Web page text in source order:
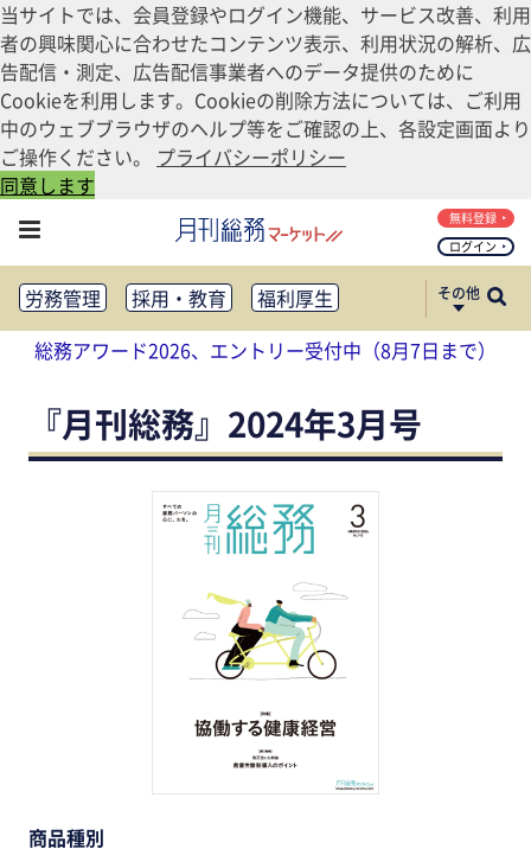
当サイトでは、会員登録やログイン機能、サービス改善、利用
者の興味関心に合わせたコンテンツ表示、利用状況の解析、広
告配信・測定、広告配信事業者へのデータ提供のために
Cookieを利用します。Cookieの削除方法については、ご利用
中のウェブブラウザのヘルプ等をご確認の上、各設定画面より
ご操作ください。 プライバシーポリシー
同意します
ログイン
無料登録
労務管理 採用・教育
福利厚生
健康経営
働き方改革
法務・コンプライアンス
リスクマネジメント・BCP
社外・社内広報
社外・社内コミュニケーション活性化
FM・オフィス移転
CSR・SDGs
テクノロジー活用・DX
助成金・補助金・コスト削減
調査・レポート
その他
総務アワード2026、エントリー受付中（8月7日まで）
『月刊総務』2024年3月号
商品種別